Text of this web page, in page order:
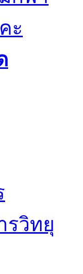
ะ
รวิทยุ